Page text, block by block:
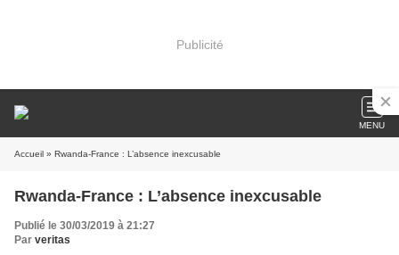
Publicité
MENU
Accueil » Rwanda-France : L’absence inexcusable
Rwanda-France : L’absence inexcusable
Publié le 30/03/2019 à 21:27
Par veritas